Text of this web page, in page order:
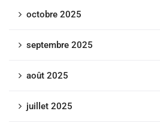
octobre 2025
septembre 2025
août 2025
juillet 2025